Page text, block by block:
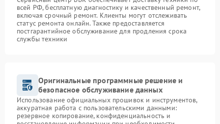
всей РФ, бесплатную диагностику и качественный ремонт,
включая срочный ремонт. Клиенты могут отслеживать
статус ремонта онлайн. Также предоставляется
постгарантийное обслуживание для продления срока
службы техники
Оригинальные программные решение и
безопасное обслуживание данных
Использование официальных прошивок и инструментов,
аккуратная работа с пользовательскими данными:
резервное копирование, конфиденциальность и